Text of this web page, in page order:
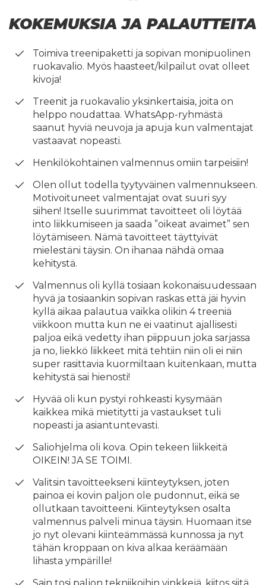
KOKEMUKSIA JA PALAUTTEITA
Toimiva treenipaketti ja sopivan monipuolinen
ruokavalio. Myös haasteet/kilpailut ovat olleet
kivoja!
Treenit ja ruokavalio yksinkertaisia, joita on
helppo noudattaa. WhatsApp-ryhmästä
saanut hyviä neuvoja ja apuja kun valmentajat
vastaavat nopeasti.
Henkilökohtainen valmennus omiin tarpeisiin!
Olen ollut todella tyytyväinen valmennukseen.
Motivoituneet valmentajat ovat suuri syy
siihen! Itselle suurimmat tavoitteet oli löytää
into liikkumiseen ja saada ”oikeat avaimet” sen
löytämiseen. Nämä tavoitteet täyttyivät
mielestäni täysin. On ihanaa nähdä omaa
kehitystä.
Valmennus oli kyllä tosiaan kokonaisuudessaan
hyvä ja tosiaankin sopivan raskas että jäi hyvin
kyllä aikaa palautua vaikka olikin 4 treeniä
viikkoon mutta kun ne ei vaatinut ajallisesti
paljoa eikä vedetty ihan piippuun joka sarjassa
ja no, liekkö liikkeet mitä tehtiin niin oli ei niin
super rasittavia kuormiltaan kuitenkaan, mutta
kehitystä sai hienosti!
Hyvää oli kun pystyi rohkeasti kysymään
kaikkea mikä mietitytti ja vastaukset tuli
nopeasti ja asiantuntevasti.
Saliohjelma oli kova. Opin tekeen liikkeitä
OIKEIN! JA SE TOIMI.
Valitsin tavoitteekseni kiinteytyksen, joten
painoa ei kovin paljon ole pudonnut, eikä se
ollutkaan tavoitteeni. Kiinteytyksen osalta
valmennus palveli minua täysin. Huomaan itse
jo nyt olevani kiinteämmässä kunnossa ja nyt
tähän kroppaan on kiva alkaa keräämään
lihasta ympärille!